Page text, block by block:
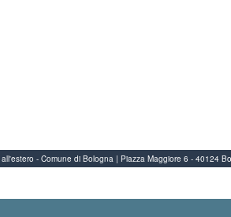
- Comune di Bologna | Piazza Maggiore 6 - 40124